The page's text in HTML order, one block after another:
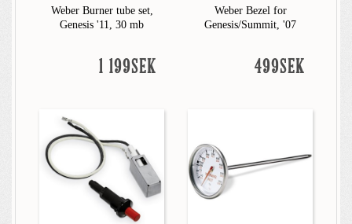
Weber Burner tube set,
Genesis '11, 30 mb
1 199SEK
Weber Bezel for
Genesis/Summit, '07
499SEK